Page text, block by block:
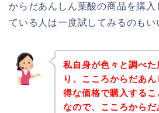
からだあんしん葉酸の商品を購入
ている人は一度試してみるのもい
私自身が色々と調べた
り、こころからだあ
得な価格で購入する
なので、こころから